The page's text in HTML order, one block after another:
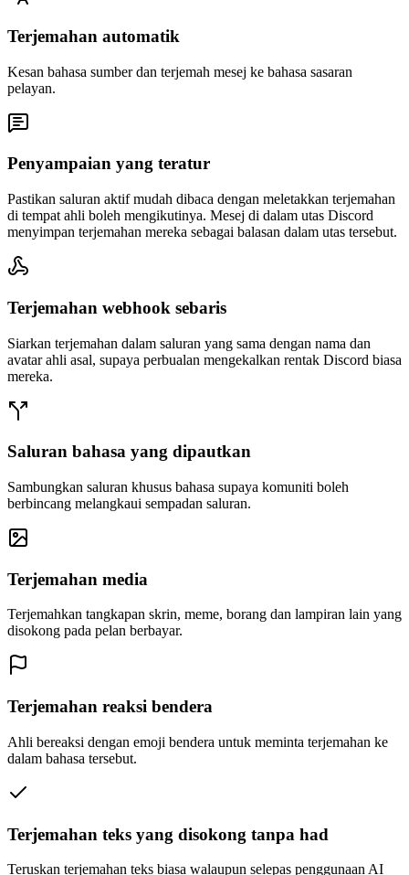
Terjemahan automatik
Kesan bahasa sumber dan terjemah mesej ke bahasa sasaran
pelayan.
Penyampaian yang teratur
Pastikan saluran aktif mudah dibaca dengan meletakkan terjemahan
di tempat ahli boleh mengikutinya. Mesej di dalam utas Discord
menyimpan terjemahan mereka sebagai balasan dalam utas tersebut.
Terjemahan webhook sebaris
Siarkan terjemahan dalam saluran yang sama dengan nama dan
avatar ahli asal, supaya perbualan mengekalkan rentak Discord biasa
mereka.
Saluran bahasa yang dipautkan
Sambungkan saluran khusus bahasa supaya komuniti boleh
berbincang melangkaui sempadan saluran.
Terjemahan media
Terjemahkan tangkapan skrin, meme, borang dan lampiran lain yang
disokong pada pelan berbayar.
Terjemahan reaksi bendera
Ahli bereaksi dengan emoji bendera untuk meminta terjemahan ke
dalam bahasa tersebut.
Terjemahan teks yang disokong tanpa had
Teruskan terjemahan teks biasa walaupun selepas penggunaan AI